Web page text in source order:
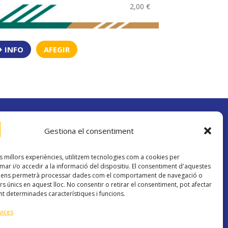
Gestiona el consentiment
millors experiències, utilitzem tecnologies com a cookies per
i/o accedir a la informació del dispositiu. El consentiment d'aquestes
permetrà processar dades com el comportament de navegació o
únics en aquest lloc. No consentir o retirar el consentiment, pot afectar
determinades característiques i funcions.
2,00€
INFO AFEGIR
de
Contacte
info@academiacosmik.com
648 214 313